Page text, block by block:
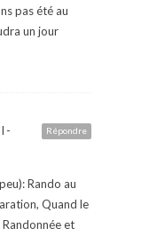
pas été au
un jour
Répondre
Rando au
Quand le
et